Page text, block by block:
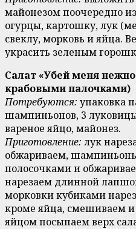
майонезом поочередно
огурцы, картошку, лук
свеклу, морковь и яйца.
украсить зеленым
Салат «Убей меня
крабовыми палочками)
Потребуются: упаковка
шампиньонов, 3
вареное яйцо, майонез.
Приготовление: лук
обжариваем,
полосочками и
нарезаем длинной
морковки кубиками
кроме яйца, смешиваем
яйцом посыпаем верх